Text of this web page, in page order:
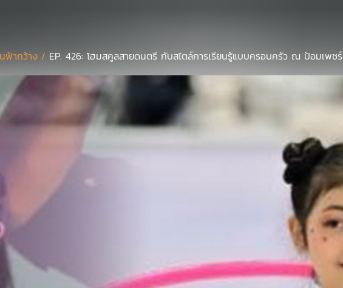
ฟ้ากว้าง / EP. 426: โฮมสคูลสายดนตรี กับสไตล์การเรียนรู้แบบครอบครัว ณ ป้อมเพชร์